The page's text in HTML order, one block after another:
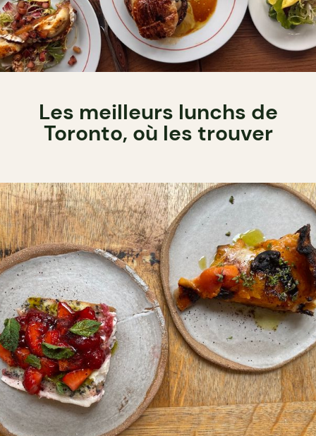
Les meilleurs lunchs de
Toronto, où les trouver